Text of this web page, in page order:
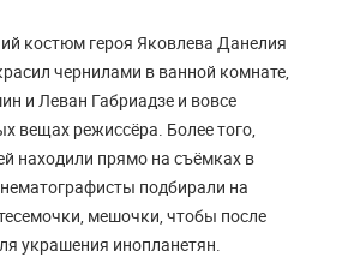
костюм героя Яковлева Данелия
чернилами в ванной комнате,
и Леван Габриадзе и вовсе
вещах режиссёра. Более того,
находили прямо на съёмках в
подбирали на
мешочки, чтобы после
украшения инопланетян.